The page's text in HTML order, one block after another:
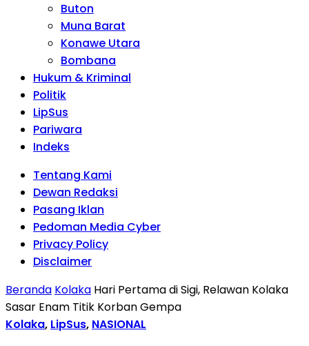
Buton
Muna Barat
Konawe Utara
Bombana
Hukum & Kriminal
Politik
LipSus
Pariwara
Indeks
Tentang Kami
Dewan Redaksi
Pasang Iklan
Pedoman Media Cyber
Privacy Policy
Disclaimer
Beranda Kolaka Hari Pertama di Sigi, Relawan Kolaka
Sasar Enam Titik Korban Gempa
Kolaka, LipSus, NASIONAL